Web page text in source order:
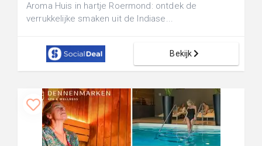
Aroma Huis in hartje Roermond: ontdek de
verrukkelijke smaken uit de Indiase...
Bekijk